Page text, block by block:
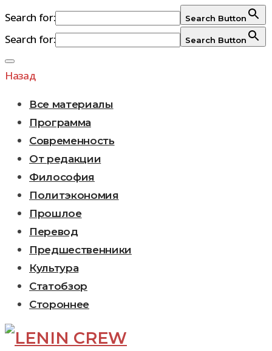
Search for: Search Button
Search for: Search Button
Перейти
к
Назад
Все материалы
Программа
Современность
От редакции
Философия
Политэкономия
Прошлое
Перевод
Предшественники
Культура
Статобзор
Стороннее